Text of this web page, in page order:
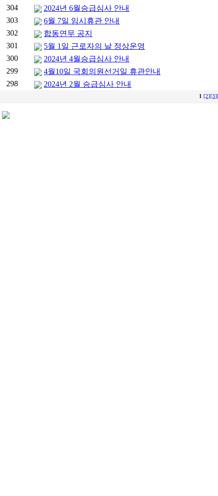
304
2024년 6월승급심사 안내
303
6월 7일 임시휴관 안내
302
합동연무 공지
301
5월 1일 근로자의 날 정상운영
300
2024년 4월승급심사 안내
299
4월10일 국회의원선거일 휴관안내
298
2024년 2월 승급심사 안내
1 [2] [3]